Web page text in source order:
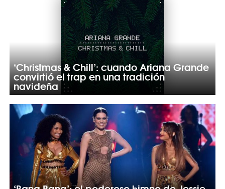
‘Christmas & Chill’: cuando Ariana Grande
convirtió el trap en una tradición
navideña